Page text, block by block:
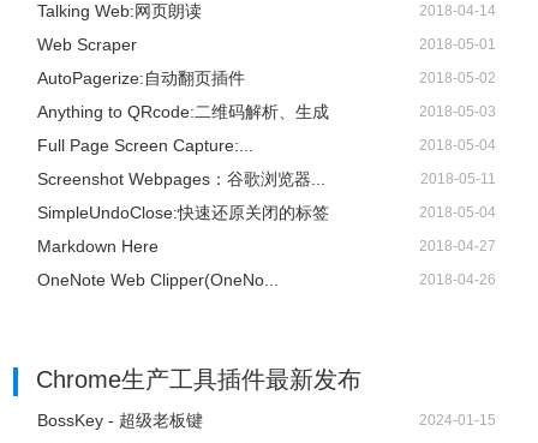
7、比如点击运营数据按钮，可以查看账号粉丝、UV、点赞
Talking Web:网页朗读 2018-04-14
Web Scraper 2018-05-01
AutoPagerize:自动翻页插件 2018-05-02
Anything to QRcode:二维码解析、生成 2018-05-03
Full Page Screen Capture:... 2018-05-04
Screenshot Webpages：谷歌浏览器... 2018-05-11
SimpleUndoClose:快速还原关闭的标签 2018-05-04
Markdown Here 2018-04-27
OneNote Web Clipper(OneNo... 2018-04-26
Chrome生产工具插件最新发布
BossKey - 超级老板键 2024-01-15